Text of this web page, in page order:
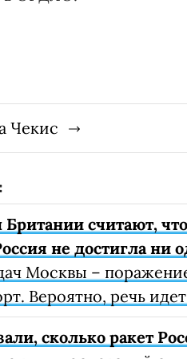
Чекис
считают,
не достигла ни
Москвы –
Вероятно, речь
сколько ракет